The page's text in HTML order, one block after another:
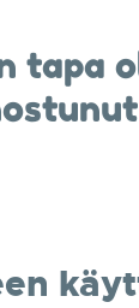
tapa